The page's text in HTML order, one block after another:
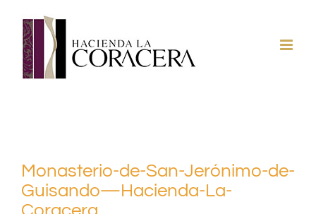
contenido
Monasterio-de-San-Jerónimo-de-
Guisando—Hacienda-La-